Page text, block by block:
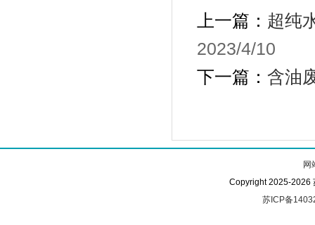
上一篇： 超纯
2023/4/10
下一篇： 含油
网
Copyright 2025-2026
苏ICP备